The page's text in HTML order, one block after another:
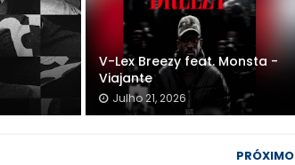
V-Lex Breezy feat. Monsta -
Viajante
Julho 21, 2026
PRÓXIMO